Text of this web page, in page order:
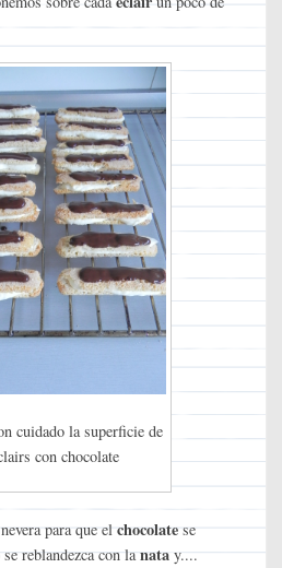
cuidado la superficie de
con chocolate
para que el chocolate se
reblandezca con lanata y....